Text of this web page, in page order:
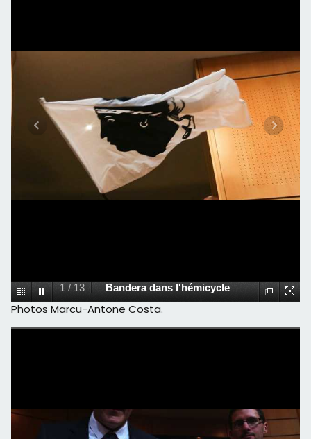
1 / 13 Bandera dans l'hémicycle
Photos Marcu-Antone Costa.